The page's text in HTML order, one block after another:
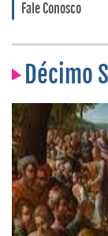
Fale Conosco
Décimo